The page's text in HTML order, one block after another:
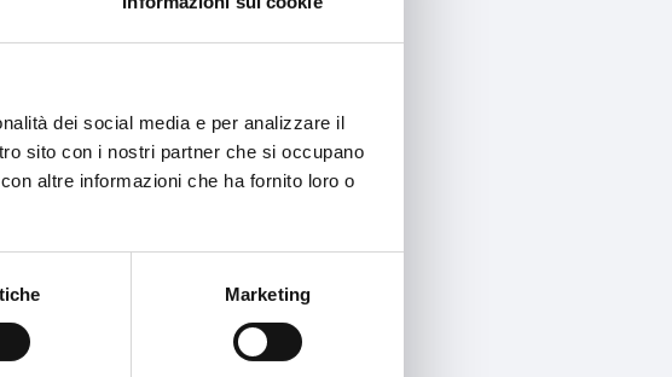
dei social media e per analizzare il
sito con i nostri partner che si occupano
altre informazioni che ha fornito loro o
Marketing
Archiviato
sotto
Formazione e lavoro
Fotovoltaico
Giustizia e sicurezza
Green economy
Impianti sportivi